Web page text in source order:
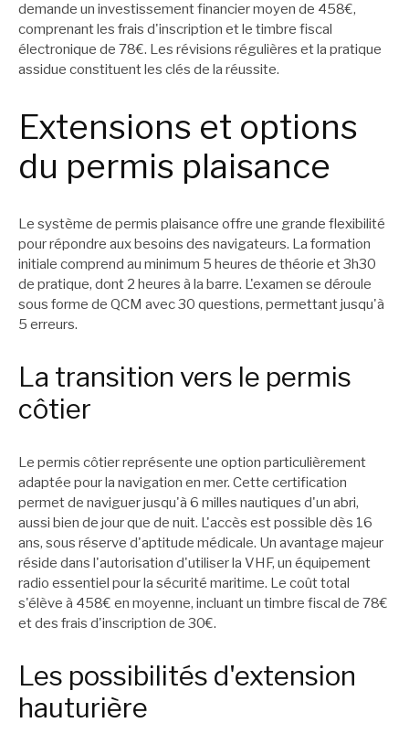
demande un investissement financier moyen de 458€,
comprenant les frais d'inscription et le timbre fiscal
électronique de 78€. Les révisions régulières et la pratique
assidue constituent les clés de la réussite.
Extensions et options
du permis plaisance
Le système de permis plaisance offre une grande flexibilité
pour répondre aux besoins des navigateurs. La formation
initiale comprend au minimum 5 heures de théorie et 3h30
de pratique, dont 2 heures à la barre. L'examen se déroule
sous forme de QCM avec 30 questions, permettant jusqu'à
5 erreurs.
La transition vers le permis
côtier
Le permis côtier représente une option particulièrement
adaptée pour la navigation en mer. Cette certification
permet de naviguer jusqu'à 6 milles nautiques d'un abri,
aussi bien de jour que de nuit. L'accès est possible dès 16
ans, sous réserve d'aptitude médicale. Un avantage majeur
réside dans l'autorisation d'utiliser la VHF, un équipement
radio essentiel pour la sécurité maritime. Le coût total
s'élève à 458€ en moyenne, incluant un timbre fiscal de 78€
et des frais d'inscription de 30€.
Les possibilités d'extension
hauturière